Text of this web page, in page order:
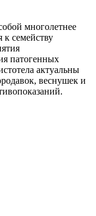
многолетнее
к семейству
патогенных
актуальны
веснушек и